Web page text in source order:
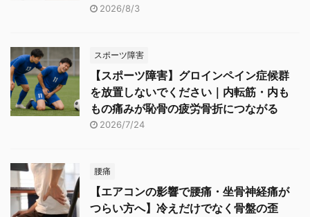
2026/8/3
スポーツ障害
【スポーツ障害】グロインペイン症候群
を放置しないでください｜内転筋・内も
もの痛みが恥骨の疲労骨折につながる
2026/7/24
腰痛
【エアコンの影響で腰痛・坐骨神経痛が
つらい方へ】冷えだけでなく骨盤の歪